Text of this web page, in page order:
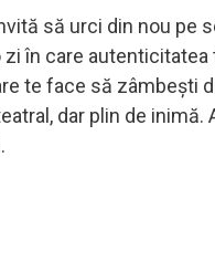
să urci din nou pe
în care
te face să zâmbești
dar plin de inimă.